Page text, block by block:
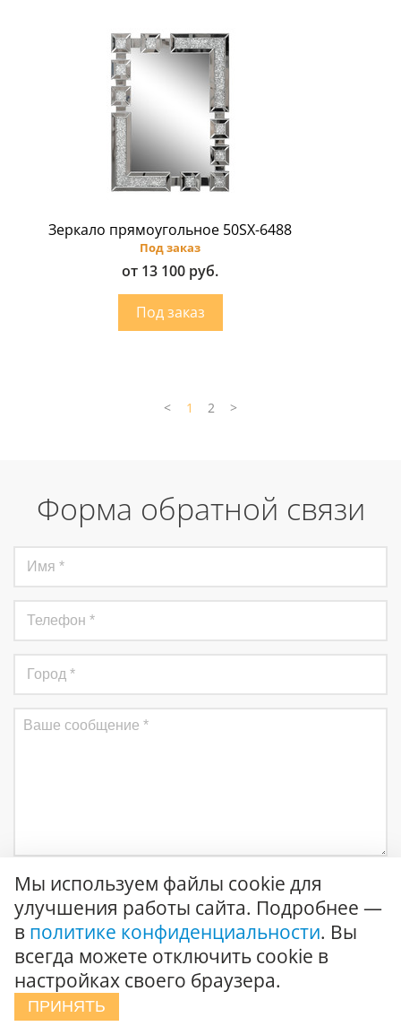
Зеркало прямоугольное 50SX-6488
Под заказ
от 13 100 руб.
< 1 2 >
Форма обратной связи
Отправить
Соглашаюсь на обработку персональных данныхи
подтверждаю ознакомление сполитикой конфиденциальности
Мы используем файлы cookie для
улучшения работы сайта. Подробнее —
в политике конфиденциальности. Вы
всегда можете отключить cookie в
настройках своего браузера.
ПРИНЯТЬ